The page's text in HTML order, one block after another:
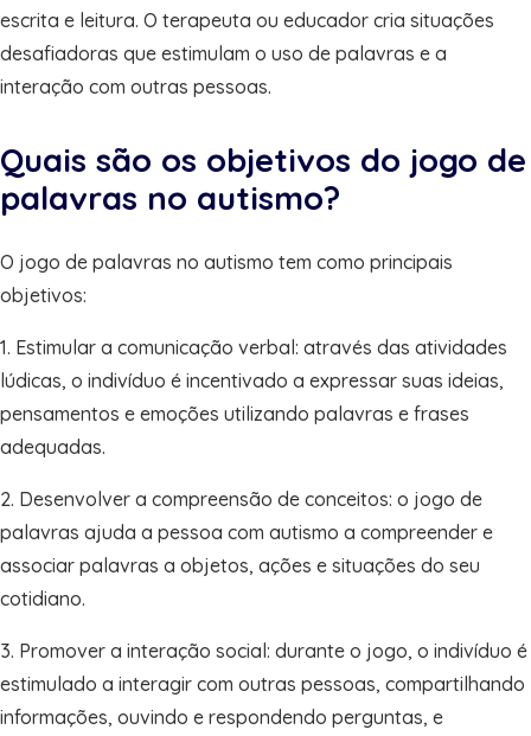
escrita e leitura. O terapeuta ou educador cria situações
desafiadoras que estimulam o uso de palavras e a
interação com outras pessoas.
Quais são os objetivos do jogo de
palavras no autismo?
O jogo de palavras no autismo tem como principais
objetivos:
1. Estimular a comunicação verbal: através das atividades
lúdicas, o indivíduo é incentivado a expressar suas ideias,
pensamentos e emoções utilizando palavras e frases
adequadas.
2. Desenvolver a compreensão de conceitos: o jogo de
palavras ajuda a pessoa com autismo a compreender e
associar palavras a objetos, ações e situações do seu
cotidiano.
3. Promover a interação social: durante o jogo, o indivíduo é
estimulado a interagir com outras pessoas, compartilhando
informações, ouvindo e respondendo perguntas, e